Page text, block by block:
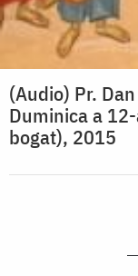
(Audio) Pr.
Duminica a
bogat), 2015